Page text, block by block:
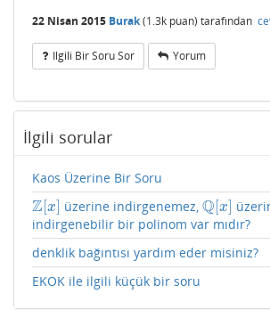
22 Nisan 2015 Burak(1.3k puan) tarafından
Ilgili Bir Soru Sor Yorum
İlgili sorular
Kaos Üzerine Bir Soru
Z[x]
Z[ x] üzerine indirgenemez,Q[x]
Q[ x]
indirgenebilir bir polinom var mıdır?
denklik bağıntısı yardım eder misiniz?
EKOK ile ilgili küçük bir soru